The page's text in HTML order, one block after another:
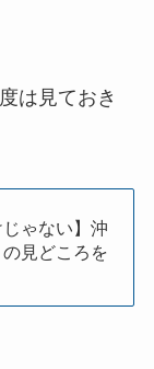
は見ておき
じゃない】沖
見どころを